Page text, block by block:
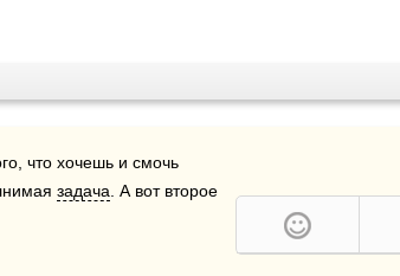
что хочешь и смочь
задача . А вот второе